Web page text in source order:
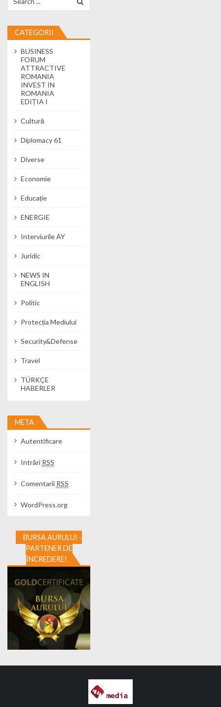
CATEGORII
BUSINESS
FORUM
ATTRACTIVE
ROMANIA
INVEST IN
ROMANIA
EDIȚIA I
Cultură
Diplomacy 61
Diverse
Economie
Educație
ENERGIE
Interviurile AY
Juridic
NEWS IN
ENGLISH
Politic
Protecția Mediului
Security&Defense
Travel
TÜRKÇE
HABERLER
META
Autentificare
Intrări RSS
Comentarii RSS
WordPress.org
BURSA AURULUI -
PARTENER DE
ÎNCREDERE!